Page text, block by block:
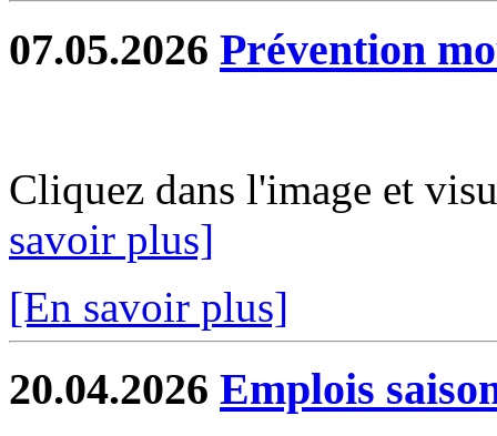
07.05.2026 Prévention
Cliquez dans l'image et
savoir plus]
[En savoir plus]
20.04.2026 Emplois